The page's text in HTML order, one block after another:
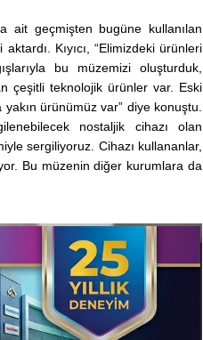
ait geçmişten bugüne kullanılan
Kıyıcı, “Elimizdeki ürünleri
bu müzemizi oluşturduk,
çeşitli teknolojik ürünler var. Eski
ürünümüz var” diye konuştu.
nostaljik cihazı olan
sergiliyoruz. Cihazı kullananlar,
Bu müzenin diğer kurumlara da